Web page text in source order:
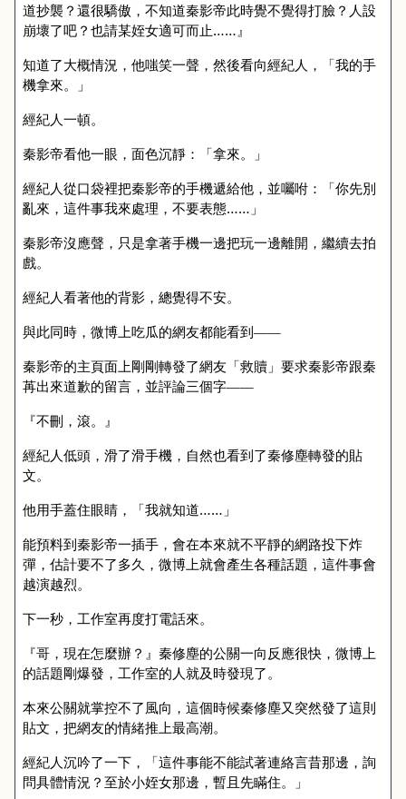
道抄襲？還很驕傲，不知道秦影帝此時覺不覺得打臉？人設
崩壞了吧？也請某姪女適可而止……』
知道了大概情況，他嗤笑一聲，然後看向經紀人，「我的手
機拿來。」
經紀人一頓。
秦影帝看他一眼，面色沉靜：「拿來。」
經紀人從口袋裡把秦影帝的手機遞給他，並囑咐：「你先別
亂來，這件事我來處理，不要表態……」
秦影帝沒應聲，只是拿著手機一邊把玩一邊離開，繼續去拍
戲。
經紀人看著他的背影，總覺得不安。
與此同時，微博上吃瓜的網友都能看到——
秦影帝的主頁面上剛剛轉發了網友「救贖」要求秦影帝跟秦
苒出來道歉的留言，並評論三個字——
『不刪，滾。』
經紀人低頭，滑了滑手機，自然也看到了秦修塵轉發的貼
文。
他用手蓋住眼睛，「我就知道……」
能預料到秦影帝一插手，會在本來就不平靜的網路投下炸
彈，估計要不了多久，微博上就會產生各種話題，這件事會
越演越烈。
下一秒，工作室再度打電話來。
『哥，現在怎麼辦？』秦修塵的公關一向反應很快，微博上
的話題剛爆發，工作室的人就及時發現了。
本來公關就掌控不了風向，這個時候秦修塵又突然發了這則
貼文，把網友的情緒推上最高潮。
經紀人沉吟了一下，「這件事能不能試著連絡言昔那邊，詢
問具體情況？至於小姪女那邊，暫且先瞞住。」